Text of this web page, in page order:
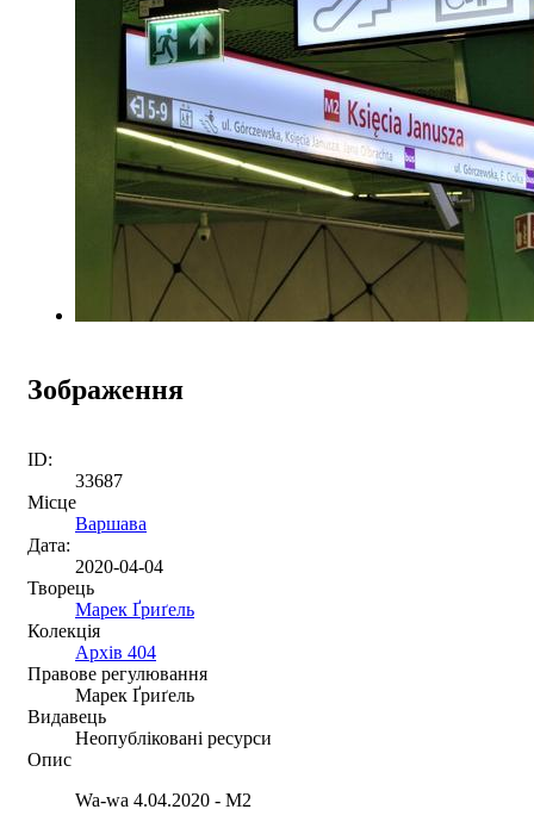
Зображення
ID:
33687
Місце
Варшава
Дата:
2020-04-04
Творець
Марек Ґриґель
Колекція
Архів 404
Правове регулювання
Марек Ґриґель
Видавець
Неопубліковані ресурси
Опис
Wa-wa 4.04.2020 - M2